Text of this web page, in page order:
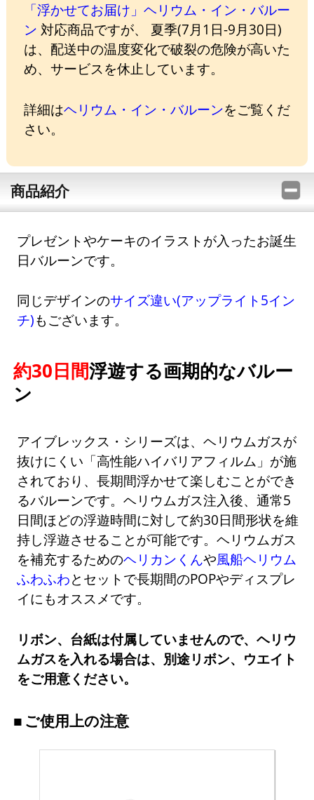
「浮かせてお届け」ヘリウム・イン・バルー
ン 対応商品ですが、 夏季(7月1日-9月30日)
は、配送中の温度変化で破裂の危険が高いた
め、サービスを休止しています。
詳細はヘリウム・イン・バルーンをご覧くだ
さい。
商品紹介
プレゼントやケーキのイラストが入ったお誕生
日バルーンです。
同じデザインのサイズ違い(アップライト5イン
チ)もございます。
約30日間浮遊する画期的なバルー
ン
アイブレックス・シリーズは、ヘリウムガスが
抜けにくい「高性能ハイバリアフィルム」が施
されており、長期間浮かせて楽しむことができ
るバルーンです。ヘリウムガス注入後、通常5
日間ほどの浮遊時間に対して約30日間形状を維
持し浮遊させることが可能です。ヘリウムガス
を補充するためのヘリカンくんや風船ヘリウム
ふわふわとセットで長期間のPOPやディスプレ
イにもオススメです。
リボン、台紙は付属していませんので、ヘリウ
ムガスを入れる場合は、別途リボン、ウエイト
をご用意ください。
ご使用上の注意